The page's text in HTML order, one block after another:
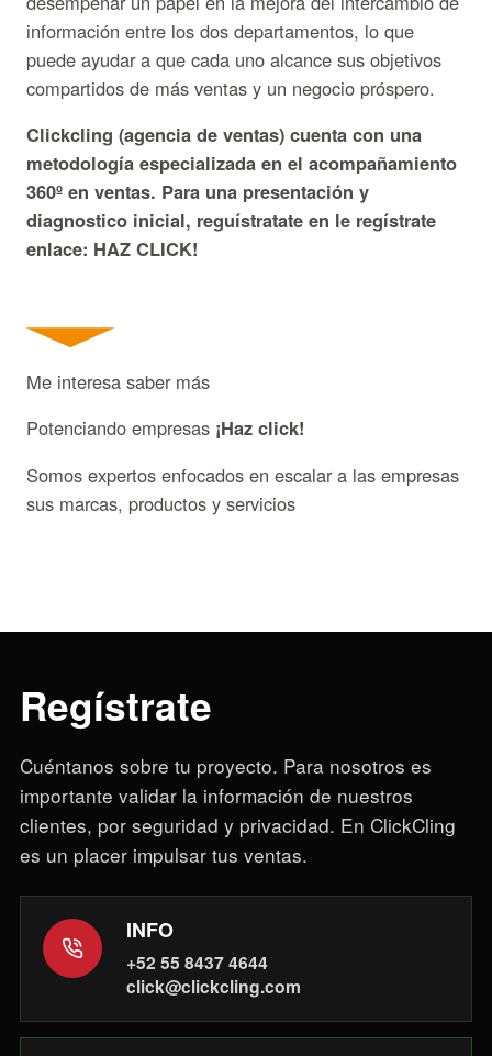
información entre los dos departamentos, lo que
puede ayudar a que cada uno alcance sus objetivos
compartidos de más ventas y un negocio próspero.
Clickcling (agencia de ventas) cuenta con una
metodología especializada en el acompañamiento
360º en ventas. Para una presentación y
diagnostico inicial, reguístratate en le regístrate
enlace: HAZ CLICK!
Me interesa saber más
Potenciando empresas ¡Haz click!
Somos expertos enfocados en escalar a las empresas
sus marcas, productos y servicios
Regístrate
Cuéntanos sobre tu proyecto. Para nosotros es
importante validar la información de nuestros
clientes, por seguridad y privacidad. En ClickCling
es un placer impulsar tus ventas.
INFO
+52 55 8437 4644
click@clickcling.com